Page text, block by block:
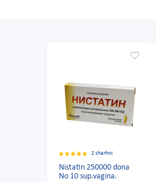
2 sharhni
Nistatin 250000 dona
No 10 sup.vagina.